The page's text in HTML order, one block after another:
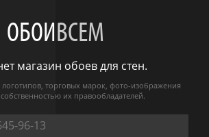
ОБОИВСЕМ
магазин обоев для стен.
торговых марок, фото-изображения
их правообладателей.
96-13